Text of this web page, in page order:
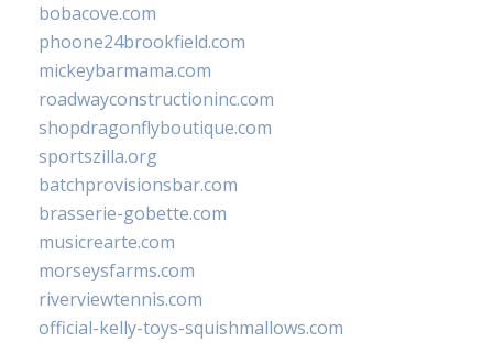
bobacove.com
phoone24brookfield.com
mickeybarmama.com
roadwayconstructioninc.com
shopdragonflyboutique.com
sportszilla.org
batchprovisionsbar.com
brasserie-gobette.com
musicrearte.com
morseysfarms.com
riverviewtennis.com
official-kelly-toys-squishmallows.com